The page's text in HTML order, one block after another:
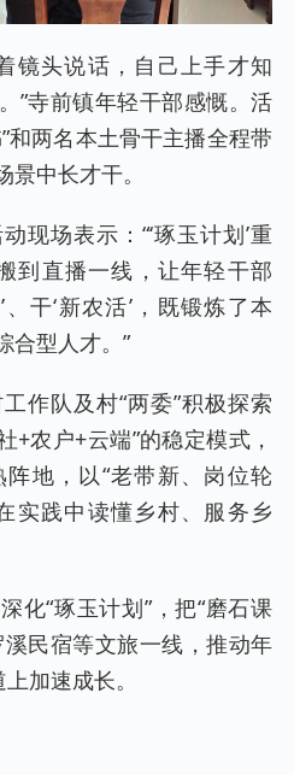
镜头说话，自己上手才知
”寺前镇年轻干部感慨。活
和两名本土骨干主播全程带
中长才干。
现场表示：“‘琢玉计划’重
到直播一线，让年轻干部
、干‘新农活’，既锻炼了本
合型人才。”
作队及村“两委”积极探索
+农户+云端”的稳定模式，
地，以“老带新、岗位轮
实践中读懂乡村、服务乡
化“琢玉计划”，把“磨石课
民宿等文旅一线，推动年
加速成长。